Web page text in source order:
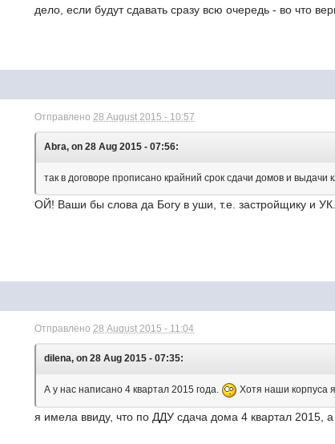
дело, если будут сдавать сразу всю очередь - во что
Отправлено28 August 2015 - 10:57
Abra, on 28 Aug 2015 - 07:56:
так в договоре прописано крайний срок сдачи домов и
ОЙ! Ваши бы слова да Богу в уши, т.е. застройщику и УК.
Отправлено28 August 2015 - 11:04
dilena, on 28 Aug 2015 - 07:35:
А у нас написано 4 квартал 2015 года. Хотя наши корпуса
я имела ввиду, что по ДДУ сдача дома 4 квартал 2015,